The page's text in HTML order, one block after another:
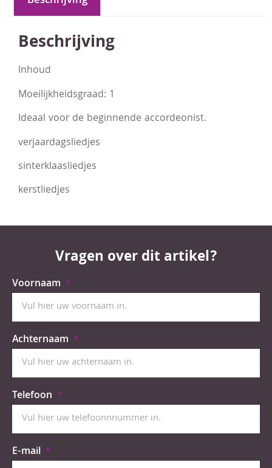
Beschrijving
Inhoud
Moeilijkheidsgraad: 1
Ideaal voor de beginnende accordeonist.
verjaardagsliedjes
sinterklaasliedjes
kerstliedjes
Vragen over dit artikel?
Voornaam
Achternaam
Telefoon
E-mail